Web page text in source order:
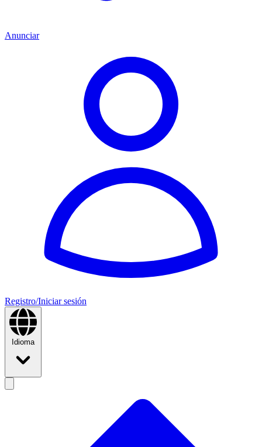
Anunciar
Registro/Iniciar sesión
Idioma